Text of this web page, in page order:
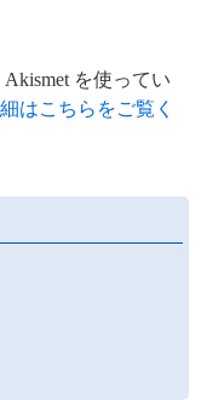
を使ってい
はこちらをご覧く